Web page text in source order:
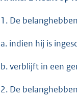
1. De
a. indien hij is
b. verblijft in een
2. De